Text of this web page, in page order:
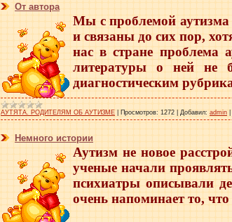
От автора
Мы с проблемой аутизма
и связаны до сих пор,
нас в стране проблема
литературы о ней не
диагностическим
АУТЯТА. РОДИТЕЛЯМ ОБ АУТИЗМЕ Просмотров: 1272 Добавил: admin
Немного истории
Аутизм не новое
ученые начали
психиатры описывали
очень напоминает то,